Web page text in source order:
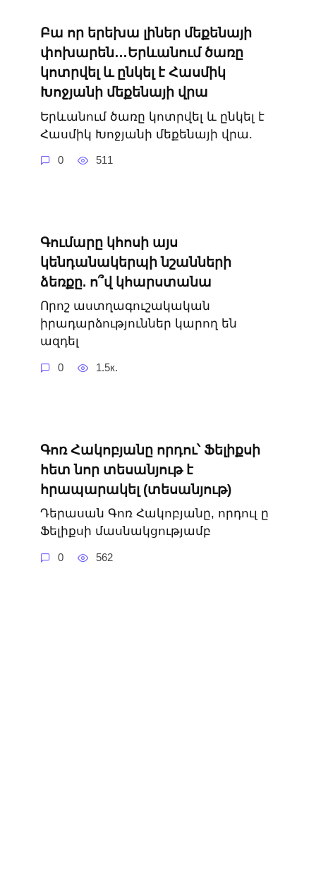
Բա որ երեխա լիներ մեքենայի
փոխարեն…Երևանում ծառը
կոտրվել և ընկել է Հասմիկ
Խոջյանի մեքենայի վրա
Երևանում ծառը կոտրվել և ընկել է
Հասմիկ Խոջյանի մեքենայի վրա.
0 511
Գումարը կհոսի այս
կենդանակերպի նշանների
ձեռքը. ո՞վ կհարստանա
Որոշ աստղագուշակական
իրադարձություններ կարող են
ազդել
0 1.5к.
Գոռ Հակոբյանը որդու՝ Ֆելիքսի
հետ նոր տեսանյութ է
հրապարակել (տեսանյութ)
Դերասան Գոռ Հակոբյանը, որդուլ ը
Ֆելիքսի մասնակցությամբ
0 562